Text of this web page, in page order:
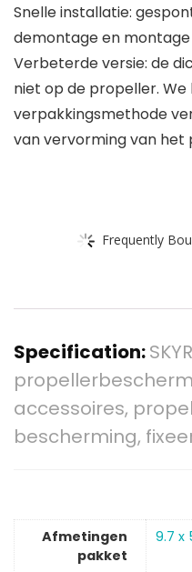
Snelle installatie:
demontage en
Verbeterde versie: de
niet op de propeller.
verpakkingsmethode
van vervorming van
Frequently
Specification:
accessoires,
bescherming,
Afmetingen
pakket
‎9.7 x